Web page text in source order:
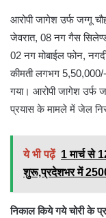
आरोपी जागेश उर्फ जग्गू
जेवरात, 08 नग गैस
02 नग मोबाईल फोन,
कीमती लगभग 5,50,000/-
गया। आरोपी जागेश उर्फ
प्रयास के मामले में जेल
ये भी पढ़ें 1 मार्च से
शुरू,प्रदेशभर में 2500
निकाल किये गये चोरी के